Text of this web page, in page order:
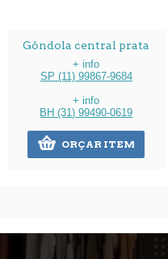
Gôndola central prata
+ info
SP (11) 99867-9684
+ info
BH (31) 99490-0619
ORÇAR ITEM